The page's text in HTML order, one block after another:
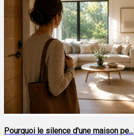
Pourquoi le silence d'une maison pe...